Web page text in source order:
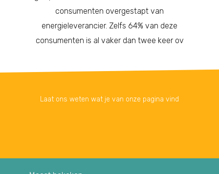
consumenten overgestapt van
energieleverancier. Zelfs 64% van deze
consumenten is al vaker dan twee keer ov
Laat ons weten wat je van onze pagina vind